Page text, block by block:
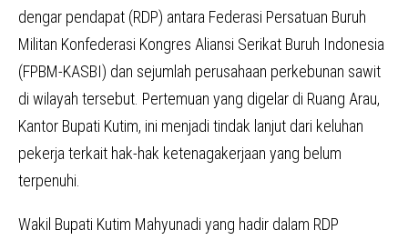
dengar pendapat (RDP) antara Federasi Persatuan Buruh
Militan Konfederasi Kongres Aliansi Serikat Buruh Indonesia
(FPBM-KASBI) dan sejumlah perusahaan perkebunan sawit
di wilayah tersebut. Pertemuan yang digelar di Ruang Arau,
Kantor Bupati Kutim, ini menjadi tindak lanjut dari keluhan
pekerja terkait hak-hak ketenagakerjaan yang belum
terpenuhi.
Wakil Bupati Kutim Mahyunadi yang hadir dalam RDP